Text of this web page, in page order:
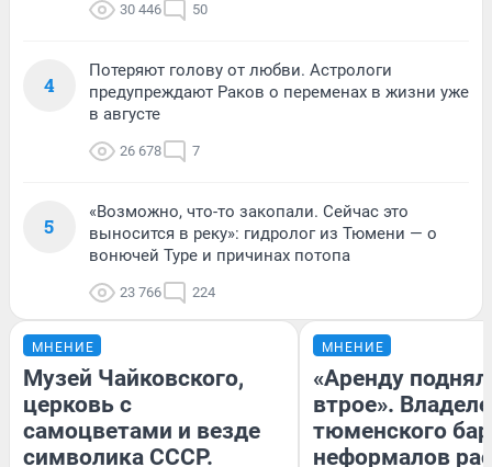
30 446 50
4
Потеряют голову от любви. Астрологи
предупреждают Раков о переменах в жизни уже
в августе
26 678 7
5
«Возможно, что-то закопали. Сейчас это
выносится в реку»: гидролог из Тюмени — о
вонючей Туре и причинах потопа
23 766 224
МНЕНИЕ
Музей Чайковского,
церковь с
самоцветами и везде
символика СССР.
МНЕНИЕ
«Аренду
втрое».
тюменского
неформалов